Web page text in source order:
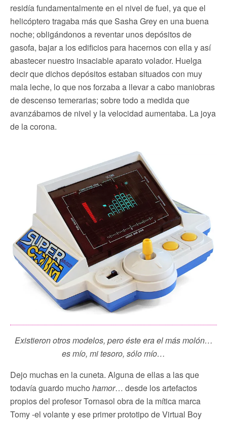
residía fundamentalmente en el nivel de fuel, ya que el
helicóptero tragaba más que Sasha Grey en una buena
noche; obligándonos a reventar unos depósitos de
gasofa, bajar a los edificios para hacernos con ella y así
abastecer nuestro insaciable aparato volador. Huelga
decir que dichos depósitos estaban situados con muy
mala leche, lo que nos forzaba a llevar a cabo maniobras
de descenso temerarias; sobre todo a medida que
avanzábamos de nivel y la velocidad aumentaba. La joya
de la corona.
Existieron otros modelos, pero éste era el más molón…
es mío, mi tesoro, sólo mío…
Dejo muchas en la cuneta. Alguna de ellas a las que
todavía guardo mucho hamor… desde los artefactos
propios del profesor Tornasol obra de la mítica marca
Tomy -el volante y ese primer prototipo de Virtual Boy